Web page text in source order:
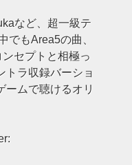
など、超一級テ
でもArea5の曲、
セプトと相極っ
トラ収録バーショ
ームで聴けるオリ